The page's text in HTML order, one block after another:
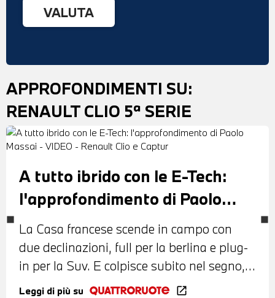
APPROFONDIMENTI SU:
RENAULT CLIO 5ª SERIE
A tutto ibrido con le E-Tech:
l'approfondimento di Paolo
Massai - VIDEO - Renault Clio e
Captur
La Casa francese scende in campo con
due declinazioni, full per la berlina e plug-
in per la Suv. E colpisce subito nel segno,
garantendo un'efficienza notevole
Leggi di più su open_in_new